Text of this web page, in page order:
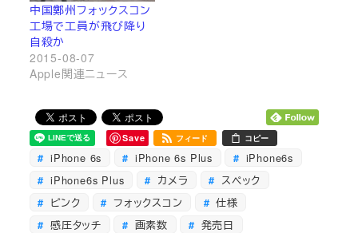
中国鄭州フォックスコン
工場で工員が飛び降り
自殺か
2015-08-07
Apple関連ニュース
Save フィード コピー
iPhone 6s iPhone 6s Plus
iPhone6s
iPhone6s Plus
カメラ
スペック
ピンク
フォックスコン
仕様
感圧タッチ
画素数 発売日